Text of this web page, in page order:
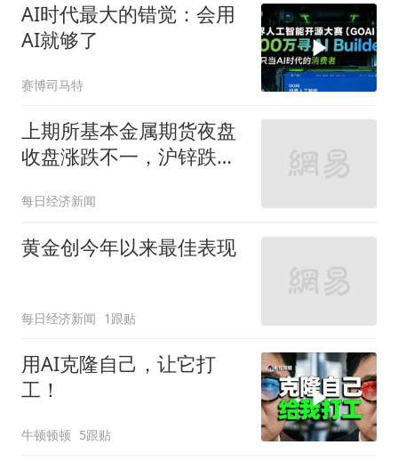
AI时代最大的错觉：会用
AI就够了
赛博司马特
上期所基本金属期货夜盘
收盘涨跌不一，沪锌跌
每日经济新闻
黄金创今年以来最佳表现
每日经济新闻 1跟贴
用AI克隆自己，让它打
工！
牛顿顿顿 5跟贴